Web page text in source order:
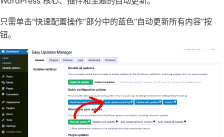
只需单击“快速配置操作”部分中的蓝色“自动更新所有内容”按
钮。